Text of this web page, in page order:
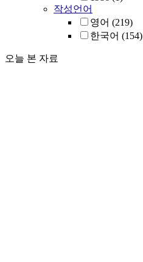
작성언어
영어 (219)
한국어 (154)
오늘 본 자료